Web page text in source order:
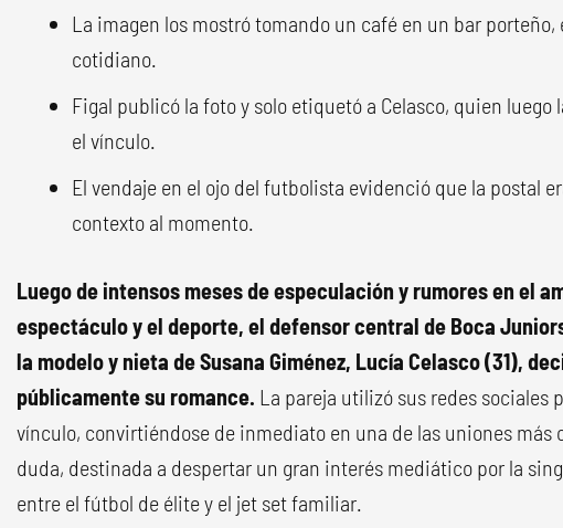
La imagen los mostró tomando un café en un bar porteño,
cotidiano.
Figal publicó la foto y solo etiquetó a Celasco, quien
el vínculo.
El vendaje en el ojo del futbolista evidenció que la postal
contexto al momento.
Luego de intensos meses de especulación y rumores en el
espectáculo y el deporte, el defensor central de Boca
la modelo y nieta de Susana Giménez, Lucía Celasco (31),
públicamente su romance. La pareja utilizó sus redes sociales
vínculo, convirtiéndose de inmediato en una de las uniones más
duda, destinada a despertar un gran interés mediático por la
entre el fútbol de élite y el jet set familiar.